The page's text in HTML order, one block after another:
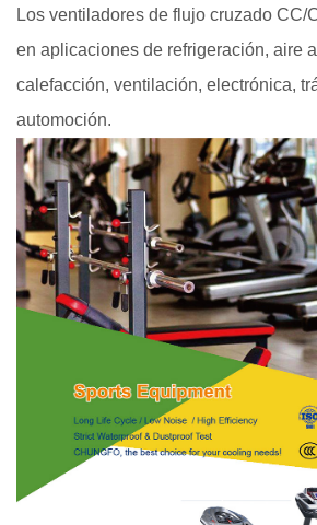
Los ventiladores de flujo cruzado CC/
en aplicaciones de refrigeración, aire
calefacción, ventilación, electrónica,
automoción.